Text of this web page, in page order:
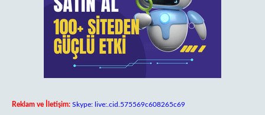
Reklam ve İletişim: Skype: live:.cid.575569c608265c69